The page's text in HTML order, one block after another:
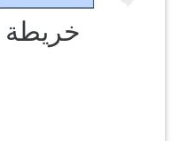
خريطة